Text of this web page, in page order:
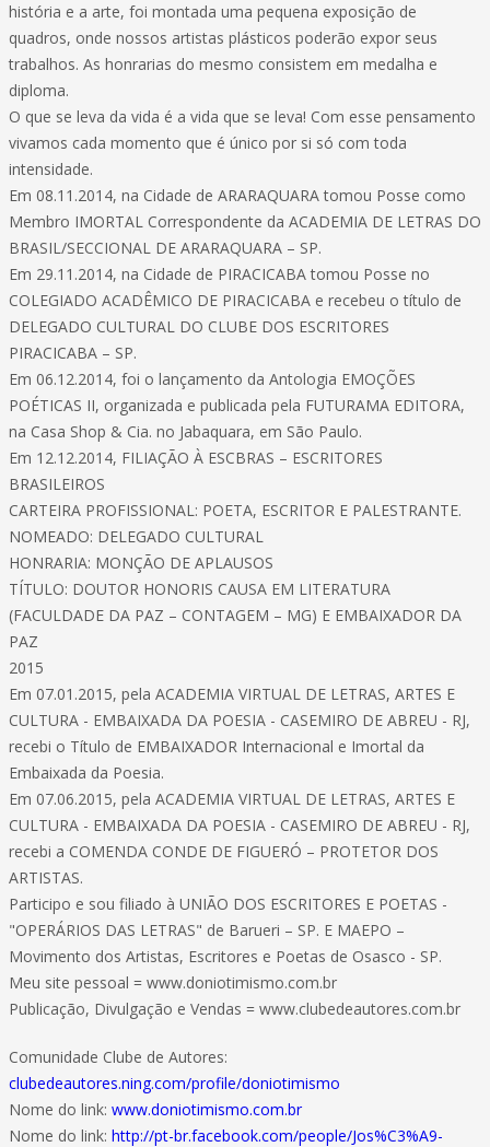
história e a arte, foi montada uma pequena exposição de
quadros, onde nossos artistas plásticos poderão expor seus
trabalhos. As honrarias do mesmo consistem em medalha e
diploma.
O que se leva da vida é a vida que se leva! Com esse pensamento
vivamos cada momento que é único por si só com toda
intensidade.
Em 08.11.2014, na Cidade de ARARAQUARA tomou Posse como
Membro IMORTAL Correspondente da ACADEMIA DE LETRAS DO
BRASIL/SECCIONAL DE ARARAQUARA – SP.
Em 29.11.2014, na Cidade de PIRACICABA tomou Posse no
COLEGIADO ACADÊMICO DE PIRACICABA e recebeu o título de
DELEGADO CULTURAL DO CLUBE DOS ESCRITORES
PIRACICABA – SP.
Em 06.12.2014, foi o lançamento da Antologia EMOÇÕES
POÉTICAS II, organizada e publicada pela FUTURAMA EDITORA,
na Casa Shop & Cia. no Jabaquara, em São Paulo.
Em 12.12.2014, FILIAÇÃO À ESCBRAS – ESCRITORES
BRASILEIROS
CARTEIRA PROFISSIONAL: POETA, ESCRITOR E PALESTRANTE.
NOMEADO: DELEGADO CULTURAL
HONRARIA: MONÇÃO DE APLAUSOS
TÍTULO: DOUTOR HONORIS CAUSA EM LITERATURA
(FACULDADE DA PAZ – CONTAGEM – MG) E EMBAIXADOR DA
PAZ
2015
Em 07.01.2015, pela ACADEMIA VIRTUAL DE LETRAS, ARTES E
CULTURA - EMBAIXADA DA POESIA - CASEMIRO DE ABREU - RJ,
recebi o Título de EMBAIXADOR Internacional e Imortal da
Embaixada da Poesia.
Em 07.06.2015, pela ACADEMIA VIRTUAL DE LETRAS, ARTES E
CULTURA - EMBAIXADA DA POESIA - CASEMIRO DE ABREU - RJ,
recebi a COMENDA CONDE DE FIGUERÓ – PROTETOR DOS
ARTISTAS.
Participo e sou filiado à UNIÃO DOS ESCRITORES E POETAS -
"OPERÁRIOS DAS LETRAS" de Barueri – SP. E MAEPO –
Movimento dos Artistas, Escritores e Poetas de Osasco - SP.
Meu site pessoal = www.doniotimismo.com.br
Publicação, Divulgação e Vendas = www.clubedeautores.com.br
Comunidade Clube de Autores:
clubedeautores.ning.com/profile/doniotimismo
Nome do link: www.doniotimismo.com.br
Nome do link: http://pt-br.facebook.com/people/Jos%C3%A9-